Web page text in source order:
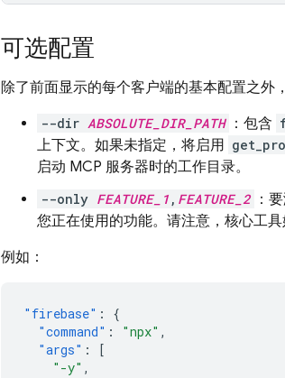
可选配置
除了前面显示的每个客户端的基本配置之外
--dir ABSOLUTE_DIR_PATH ：包含
上下文。如果未指定，将启用
启动 MCP 服务器时的工作目录。
--only FEATURE_1 , FEATURE_2 ：
您正在使用的功能。请注意，核心工
例如：
"firebase" :
{
"command" : "npx" ,
"args" :
[
"-y" ,